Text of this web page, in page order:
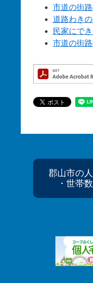
市道の街
道路わき
民家にで
市道の街
郡山市の
・世帯数